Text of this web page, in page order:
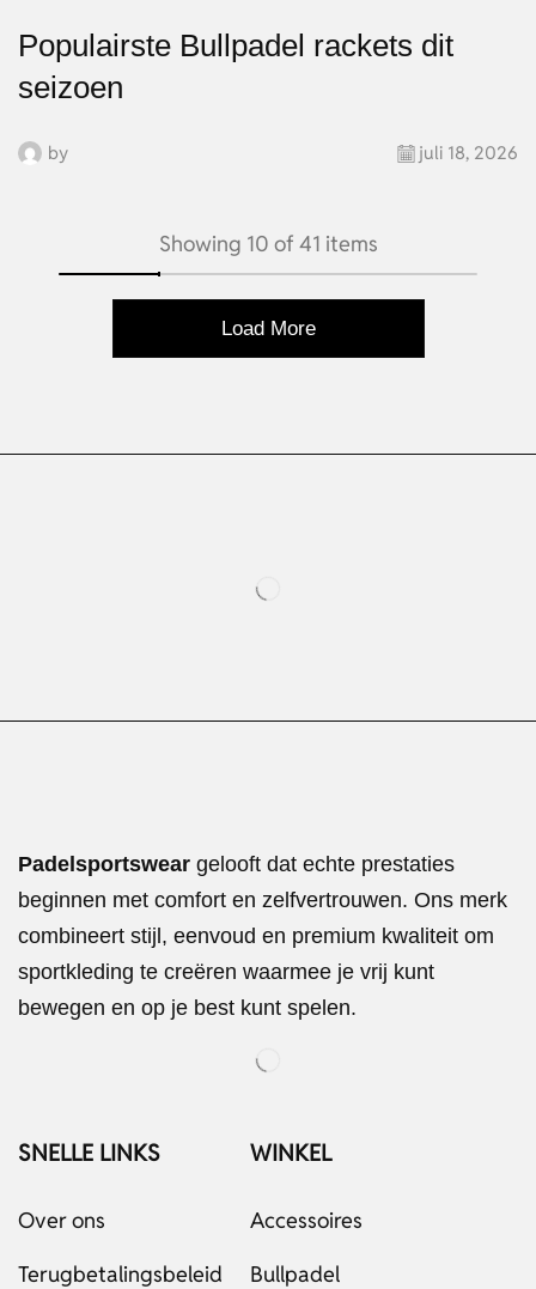
Populairste Bullpadel rackets dit
seizoen
by juli 18, 2026
Showing 10 of 41 items
Load More
Padelsportswear gelooft dat echte prestaties
beginnen met comfort en zelfvertrouwen. Ons merk
combineert stijl, eenvoud en premium kwaliteit om
sportkleding te creëren waarmee je vrij kunt
bewegen en op je best kunt spelen.
SNELLE LINKS
Over ons
Terugbetalingsbeleid
WINKEL
Accessoires
Bullpadel